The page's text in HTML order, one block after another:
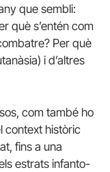
que sembli:
què s’entén com
Per què
i d’altres
com també ho
context històric
fins a una
estrats infanto-